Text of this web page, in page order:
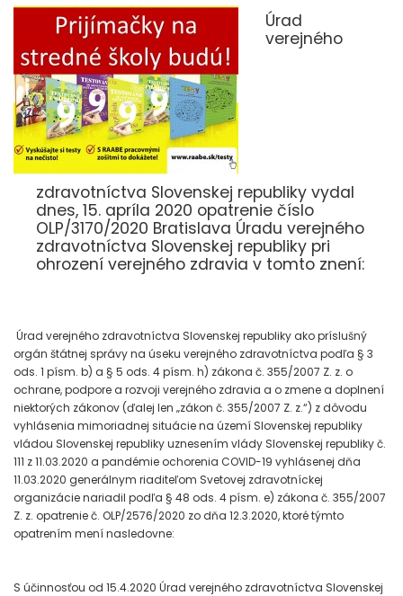
Úrad
verejného
zdravotníctva Slovenskej republiky vydal
dnes, 15. apríla 2020 opatrenie číslo
OLP/3170/2020 Bratislava Úradu verejného
zdravotníctva Slovenskej republiky pri
ohrození verejného zdravia v tomto znení:
Úrad verejného zdravotníctva Slovenskej republiky ako príslušný
orgán štátnej správy na úseku verejného zdravotníctva podľa § 3
ods. 1 písm. b) a § 5 ods. 4 písm. h) zákona č. 355/2007 Z. z. o
ochrane, podpore a rozvoji verejného zdravia a o zmene a doplnení
niektorých zákonov (ďalej len „zákon č. 355/2007 Z. z.“) z dôvodu
vyhlásenia mimoriadnej situácie na území Slovenskej republiky
vládou Slovenskej republiky uznesením vlády Slovenskej republiky č.
111 z 11.03.2020 a pandémie ochorenia COVID-19 vyhlásenej dňa
11.03.2020 generálnym riaditeľom Svetovej zdravotníckej
organizácie nariadil podľa § 48 ods. 4 písm. e) zákona č. 355/2007
Z. z. opatrenie č. OLP/2576/2020 zo dňa 12.3.2020, ktoré týmto
opatrením mení nasledovne:
S účinnosťou od 15.4.2020 Úrad verejného zdravotníctva Slovenskej